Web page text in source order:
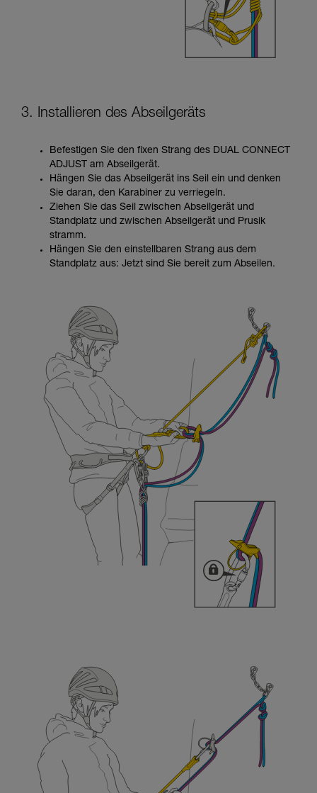
3. Installieren des Abseilgeräts
Befestigen Sie den fixen Strang des DUAL CONNECT
ADJUST am Abseilgerät.
Hängen Sie das Abseilgerät ins Seil ein und denken
Sie daran, den Karabiner zu verriegeln.
Ziehen Sie das Seil zwischen Abseilgerät und
Standplatz und zwischen Abseilgerät und Prusik
stramm.
Hängen Sie den einstellbaren Strang aus dem
Standplatz aus: Jetzt sind Sie bereit zum Abseilen.